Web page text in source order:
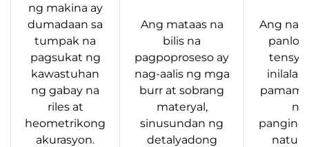
ng makina ay
dumadaan sa
tumpak na
pagsukat ng
kawastuhan
ng gabay na
riles at
heometrikong
akurasyon.
Ang mataas na
bilis na
pagpoproseso ay
nag-aalis ng mga
burr at sobrang
materyal,
sinusundan ng
detalyadong
Ang
ng